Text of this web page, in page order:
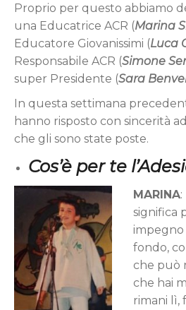
Proprio per questo abbiamo
una Educatrice ACR (Marina
Educatore Giovanissimi (Luca
Responsabile ACR (Simone
super Presidente (Sara
In questa settimana
hanno risposto con sincerità
che gli sono state poste.
Cos’è per te
MARINA
significa
fondo,
che può
che hai
rimani lì,